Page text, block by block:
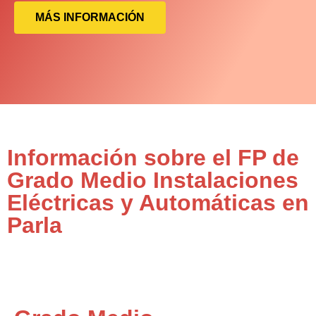
MÁS INFORMACIÓN
Información sobre el FP de
Grado Medio Instalaciones
Eléctricas y Automáticas en
Parla